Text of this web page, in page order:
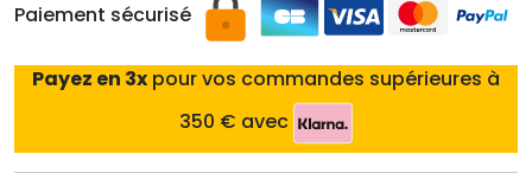
Paiement sécurisé
Payez en 3x pour vos commandes supérieures à
350 € avec